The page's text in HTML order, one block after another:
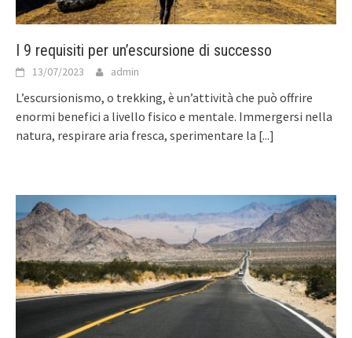
I 9 requisiti per un’escursione di successo
13/07/2023 admin
L’escursionismo, o trekking, è un’attività che può offrire
enormi benefici a livello fisico e mentale. Immergersi nella
natura, respirare aria fresca, sperimentare la [...]